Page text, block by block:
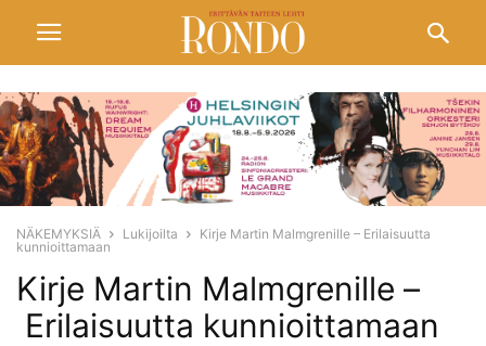
NÄKEMYKSIÄ Lukijoilta
Kirje Martin Malmgrenille – Erilaisuutta
kunnioittamaan
Kirje Martin Malmgrenille –
Erilaisuutta kunnioittamaan